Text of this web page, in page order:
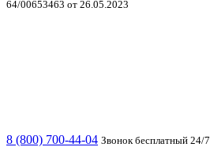
64/00653463 от 26.05.2023
8 (800) 700-44-04 Звонок бесплатный 24/7